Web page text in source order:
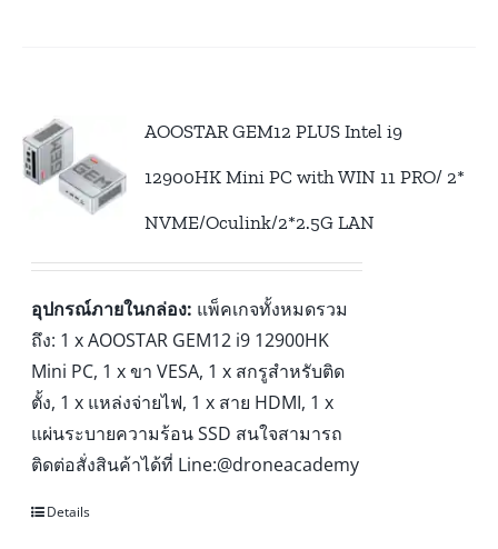
AOOSTAR GEM12 PLUS Intel i9
12900HK Mini PC with WIN 11 PRO/ 2*
NVME/Oculink/2*2.5G LAN
อุปกรณ์ภายในกล่อง: แพ็คเกจทั้งหมดรวม
ถึง: 1 x AOOSTAR GEM12 i9 12900HK
Mini PC, 1 x ขา VESA, 1 x สกรูสำหรับติด
ตั้ง, 1 x แหล่งจ่ายไฟ, 1 x สาย HDMI, 1 x
แผ่นระบายความร้อน SSD สนใจสามารถ
ติดต่อสั่งสินค้าได้ที่ Line:@droneacademy
Details